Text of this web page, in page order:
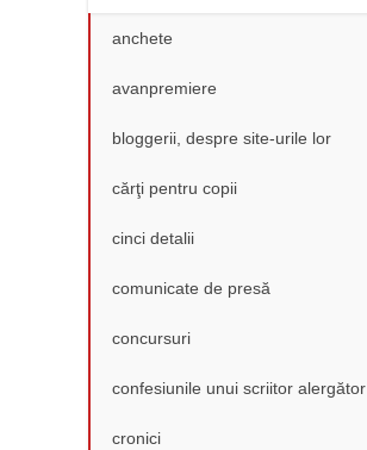
anchete
avanpremiere
bloggerii, despre site-urile lor
cărţi pentru copii
cinci detalii
comunicate de presă
concursuri
confesiunile unui scriitor alergător
cronici